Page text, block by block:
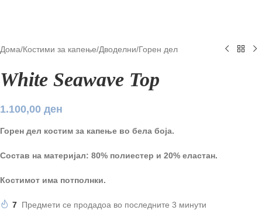
Дома/Костими за капење/Дводелни/Горен дел
White Seawave Top
1.100,00 ден
Горен дел костим за капење во бела боја.
Состав на материјал: 80% полиестер и 20% еластан.
Костимот има потполнки.
7 Предмети се продадоа во последните 3 минути